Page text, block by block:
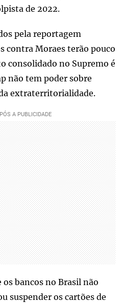
de 2022.
pela reportagem
contra Moraes terão pouco
consolidado no Supremo é
não tem poder sobre
extraterritorialidade.
bancos no Brasil não
suspender os cartões de